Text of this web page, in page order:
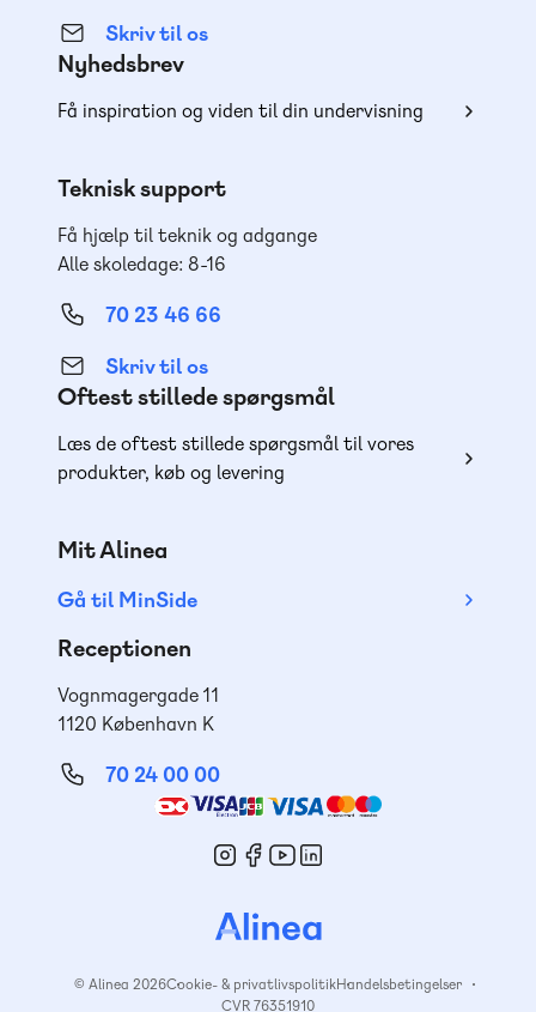
Skriv til os
Nyhedsbrev
Få inspiration og viden til din undervisning
Teknisk support
Få hjælp til teknik og adgange
Alle skoledage: 8-16
70 23 46 66
Skriv til os
Oftest stillede spørgsmål
Læs de oftest stillede spørgsmål til vores
produkter, køb og levering
Mit Alinea
Gå til MinSide
Receptionen
Vognmagergade 11
1120 København K
70 24 00 00
© Alinea 2026Cookie- & privatlivspolitikHandelsbetingelser
CVR 76351910